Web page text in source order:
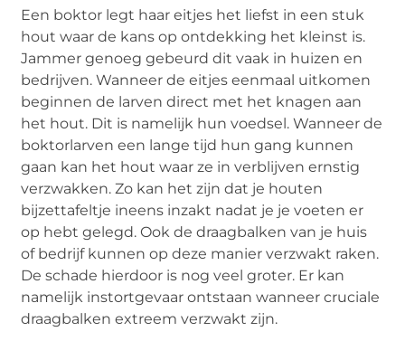
Een boktor legt haar eitjes het liefst in een stuk
hout waar de kans op ontdekking het kleinst is.
Jammer genoeg gebeurd dit vaak in huizen en
bedrijven. Wanneer de eitjes eenmaal uitkomen
beginnen de larven direct met het knagen aan
het hout. Dit is namelijk hun voedsel. Wanneer de
boktorlarven een lange tijd hun gang kunnen
gaan kan het hout waar ze in verblijven ernstig
verzwakken. Zo kan het zijn dat je houten
bijzettafeltje ineens inzakt nadat je je voeten er
op hebt gelegd. Ook de draagbalken van je huis
of bedrijf kunnen op deze manier verzwakt raken.
De schade hierdoor is nog veel groter. Er kan
namelijk instortgevaar ontstaan wanneer cruciale
draagbalken extreem verzwakt zijn.